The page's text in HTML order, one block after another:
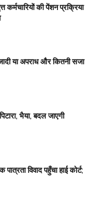
कर्मचारियों की पेंशन प्रक्रिया
या अपराध और कितनी सजा
भैया, बदल जाएगी
विवाद पहुँचा हाई कोर्ट;